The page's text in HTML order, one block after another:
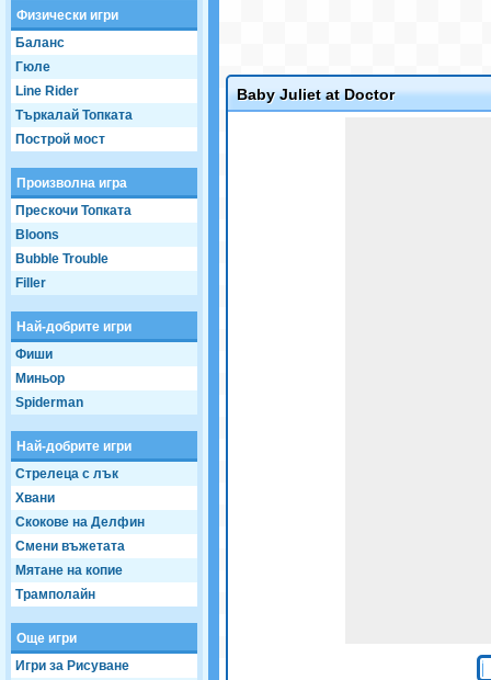
Физически игри
Баланс
Гюле
Line Rider
Търкалай Топката
Построй мост
Произволна игра
Прескочи Топката
Bloons
Bubble Trouble
Filler
Най-добрите игри
Фиши
Миньор
Spiderman
Най-добрите игри
Стрелеца с лък
Хвани
Скокове на Делфин
Смени въжетата
Мятане на копие
Трамполайн
Още игри
Игри за Рисуване
Baby Juliet at Doctor